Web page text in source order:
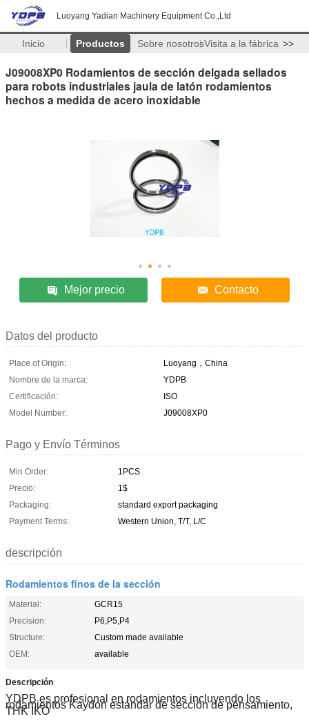
Luoyang Yadian Machinery Equipment Co.,Ltd
Inicio Productos Sobre nosotrosVisita a la fábrica >>
J09008XP0 Rodamientos de sección delgada sellados
para robots industriales jaula de latón rodamientos
hechos a medida de acero inoxidable
Mejor precio Contacto
Datos del producto
Place of Origin:
Luoyang，China
Nombre de la marca:
YDPB
Certificación:
ISO
Model Number:
J09008XP0
Pago y Envío Términos
Min Order:
1PCS
Precio:
1$
Packaging:
standard export packaging
Payment Terms:
Western Union, T/T, L/C
descripción
Rodamientos finos de la sección
Material:
GCR15
Precision:
P6,P5,P4
Structure:
Custom made available
OEM:
available
Descripción
YDPB es profesional en rodamientos incluyendo los
rodamientos Kaydon estándar de sección de pensamiento,
THK IKO